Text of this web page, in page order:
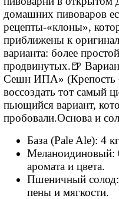
домашних пивоваров
рецепты-«клоны»,
приближены к
варианта: более
продвинутых.🍺
Сешн ИПА» (Крепость
воссоздать тот самый
пьющийся вариант,
пробовали.Основа и
База (Pale Ale): 4
Меланоидиновый:
аромата и цвета.
Пшеничный
пены и мягкости.